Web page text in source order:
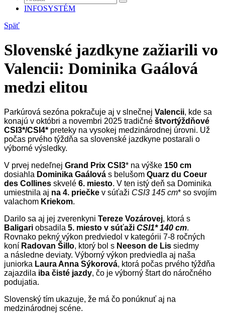
INFOSYSTÉM
Späť
Slovenské jazdkyne zažiarili vo
Valencii: Dominika Gaálová
medzi elitou
Parkúrová sezóna pokračuje aj v slnečnej Valencii, kde sa
konajú v októbri a novembri 2025 tradičné štvortýždňové
CSI3*/CSI4* preteky na vysokej medzinárodnej úrovni. Už
počas prvého týždňa sa slovenské jazdkyne postarali o
výborné výsledky.
V prvej nedeľnej Grand Prix CSI3* na výške 150 cm
dosiahla Dominika Gaálová s belušom Quarz du Coeur
des Collines skvelé 6. miesto. V ten istý deň sa Dominika
umiestnila aj na 4. priečke v súťaži CSI3 145 cm* so svojím
valachom Kriekom.
Darilo sa aj jej zverenkyni Tereze Vozárovej, ktorá s
Baligari obsadila 5. miesto v súťaži CSI1* 140 cm.
Rovnako pekný výkon predviedol v kategórii 7-8 ročných
koní Radovan Šillo, ktorý bol s Neeson de Lis siedmy
a následne deviaty. Výborný výkon predviedla aj naša
juniorka Laura Anna Sýkorová, ktorá počas prvého týždňa
zajazdila iba čisté jazdy, čo je výborný štart do náročného
podujatia.
Slovenský tím ukazuje, že má čo ponúknuť aj na
medzinárodnej scéne.